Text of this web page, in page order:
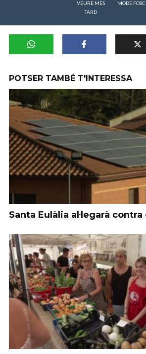
VEURE MÉS
TARD
MODE FOSC
POTSER TAMBÉ T'INTERESSA
Santa Eulàlia al·legarà